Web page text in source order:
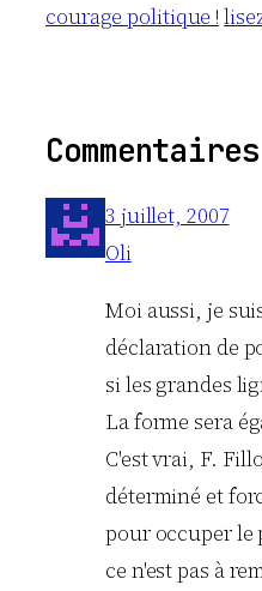
courage politique !
Commentaires
3 juillet, 2007
Oli
Moi aussi, je
déclaration de
si les grandes
La forme sera
C'est vrai, F.
déterminé et
pour occuper le
ce n'est pas à